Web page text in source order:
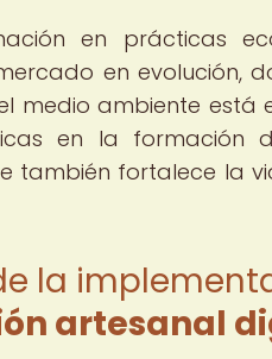
en prácticas
en evolución,
medio ambiente está
en la formación
también fortalece la
la
artesanal